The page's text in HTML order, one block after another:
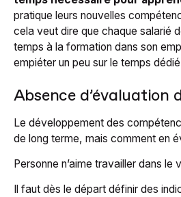
pratique leurs nouvelles
cela veut dire que chaque salarié
temps à la formation dans son
empiéter un peu sur le temps
Absence d’évaluation
Le développement des
de long terme, mais comment en
Personne n’aime travailler dans le
Il faut dès le départ définir des